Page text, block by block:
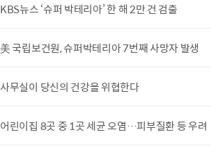
KBS뉴스 ‘슈퍼 박테리아’ 한 해 2만 건 검출
美 국립보건원, 슈퍼박테리아 7번째 사망자 발생
사무실이 당신의 건강을 위협한다
어린이집 8곳 중 1곳 세균 오염…피부질환 등 우려